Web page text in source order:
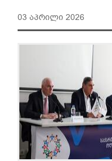
03 აპრილი 2026